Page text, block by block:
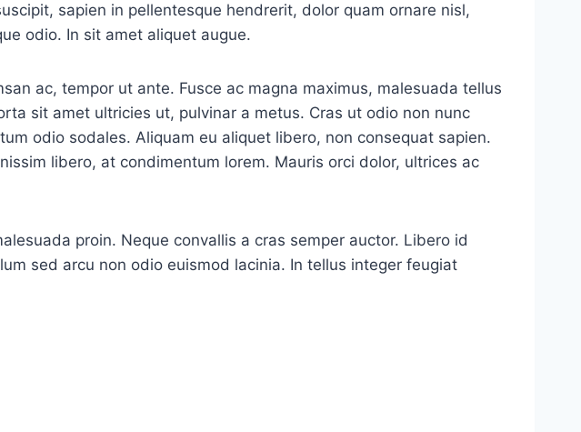
sapien in pellentesque hendrerit, dolor quam ornare nisl,
odio. In sit amet aliquet augue.
ac, tempor ut ante. Fusce ac magna maximus, malesuada tellus
sit amet ultricies ut, pulvinar a metus. Cras ut odio non nunc
odio sodales. Aliquam eu aliquet libero, non consequat sapien.
libero, at condimentum lorem. Mauris orci dolor, ultrices ac
proin. Neque convallis a cras semper auctor. Libero id
sed arcu non odio euismod lacinia. In tellus integer feugiat